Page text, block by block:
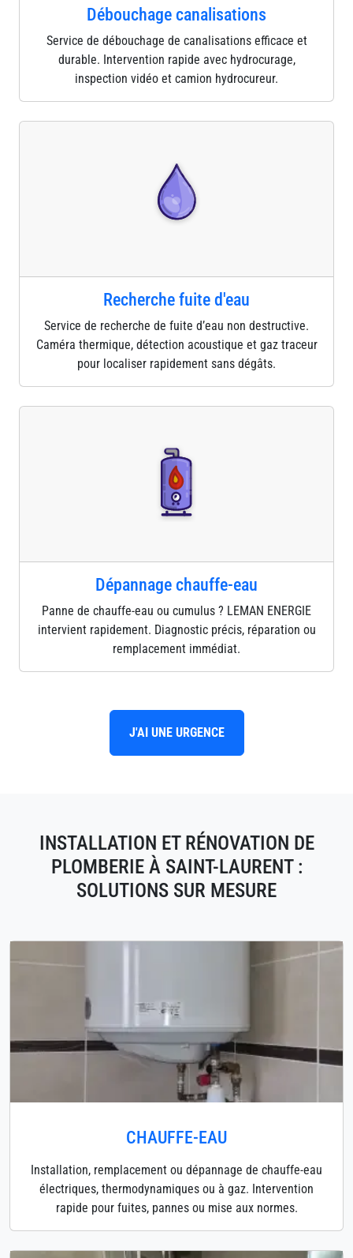
Débouchage canalisations
Service de débouchage de canalisations efficace et
durable. Intervention rapide avec hydrocurage,
inspection vidéo et camion hydrocureur.
Recherche fuite d'eau
Service de recherche de fuite d’eau non destructive.
Caméra thermique, détection acoustique et gaz traceur
pour localiser rapidement sans dégâts.
Dépannage chauffe-eau
Panne de chauffe-eau ou cumulus ? LEMAN ENERGIE
intervient rapidement. Diagnostic précis, réparation ou
remplacement immédiat.
J'AI UNE URGENCE
INSTALLATION ET RÉNOVATION DE
PLOMBERIE À SAINT-LAURENT :
SOLUTIONS SUR MESURE
CHAUFFE-EAU
Installation, remplacement ou dépannage de chauffe-eau
électriques, thermodynamiques ou à gaz. Intervention
rapide pour fuites, pannes ou mise aux normes.